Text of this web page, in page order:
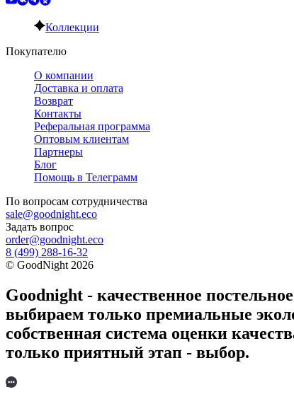
Коллекции
Покупателю
О компании
Доставка и оплата
Возврат
Контакты
Реферальная программа
Оптовым клиентам
Партнеры
Блог
Помощь в Телеграмм
По вопросам сотрудничества
sale@goodnight.eco
Задать вопрос
order@goodnight.eco
8 (499) 288-16-32
© GoodNight 2026
Goodnight - качественное
выбираем только премиальные
собственная система оценки
только приятный этап - выбор.